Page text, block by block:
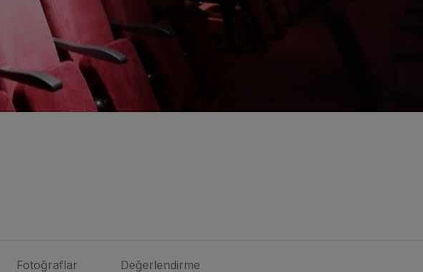
Fotoğraflar Değerlendirme